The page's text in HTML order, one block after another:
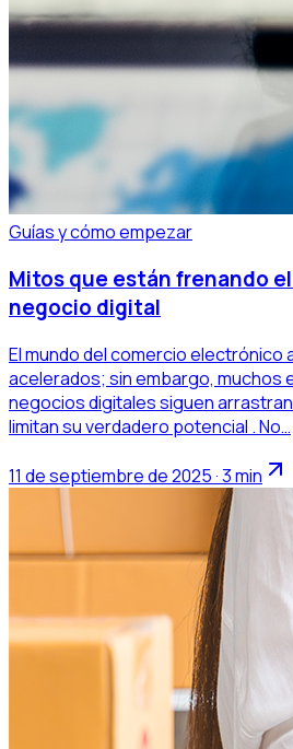
Guías y cómo empezar
Mitos que están frenando
negocio digital
El mundo del comercio electrónico
acelerados; sin embargo, muchos
negocios digitales siguen
limitan su verdadero potencial . No…
11 de septiembre de 2025 · 3 min